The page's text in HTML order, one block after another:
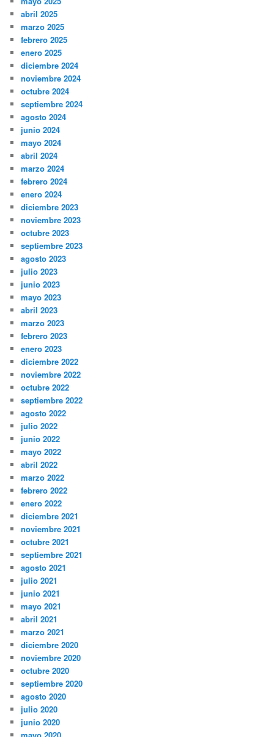
abril 2025
marzo 2025
febrero 2025
enero 2025
diciembre 2024
noviembre 2024
octubre 2024
septiembre 2024
agosto 2024
junio 2024
mayo 2024
abril 2024
marzo 2024
febrero 2024
enero 2024
diciembre 2023
noviembre 2023
octubre 2023
septiembre 2023
agosto 2023
julio 2023
junio 2023
mayo 2023
abril 2023
marzo 2023
febrero 2023
enero 2023
diciembre 2022
noviembre 2022
octubre 2022
septiembre 2022
agosto 2022
julio 2022
junio 2022
mayo 2022
abril 2022
marzo 2022
febrero 2022
enero 2022
diciembre 2021
noviembre 2021
octubre 2021
septiembre 2021
agosto 2021
julio 2021
junio 2021
mayo 2021
abril 2021
marzo 2021
diciembre 2020
noviembre 2020
octubre 2020
septiembre 2020
agosto 2020
julio 2020
junio 2020